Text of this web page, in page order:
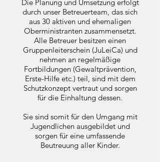
Die Planung und Umsetzung erfolgt
durch unser Betreuerteam, das sich
aus 30 aktiven und ehemaligen
Oberministranten zusammensetzt.
Alle Betreuer besitzen einen
Gruppenleiterschein (JuLeiCa) und
nehmen an regelmäßige
Fortbildungen (Gewaltprävention,
Erste-Hilfe etc.) teil, sind mit dem
Schutzkonzept vertraut und sorgen
für die Einhaltung dessen.
Sie sind somit für den Umgang mit
Jugendlichen ausgebildet und
sorgen für eine umfassende
Beutreuung aller Kinder.